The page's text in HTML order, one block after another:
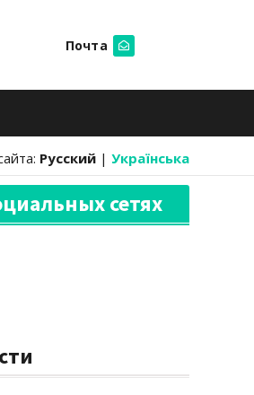
Почта
Русский | Українська
сетях